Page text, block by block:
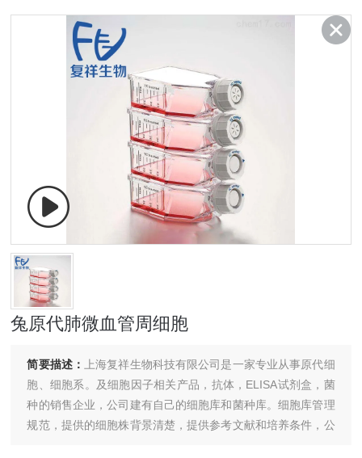
兔原代肺微血管周细胞
简要描述：
上海复祥生物科技有限公司是一家专业从事原代细
胞、细胞系。及细胞因子相关产品，抗体，ELISA试剂盒，菌
种的销售企业，公司建有自己的细胞库和菌种库。细胞库管理
规范，提供的细胞株背景清楚，提供参考文献和培养条件，公